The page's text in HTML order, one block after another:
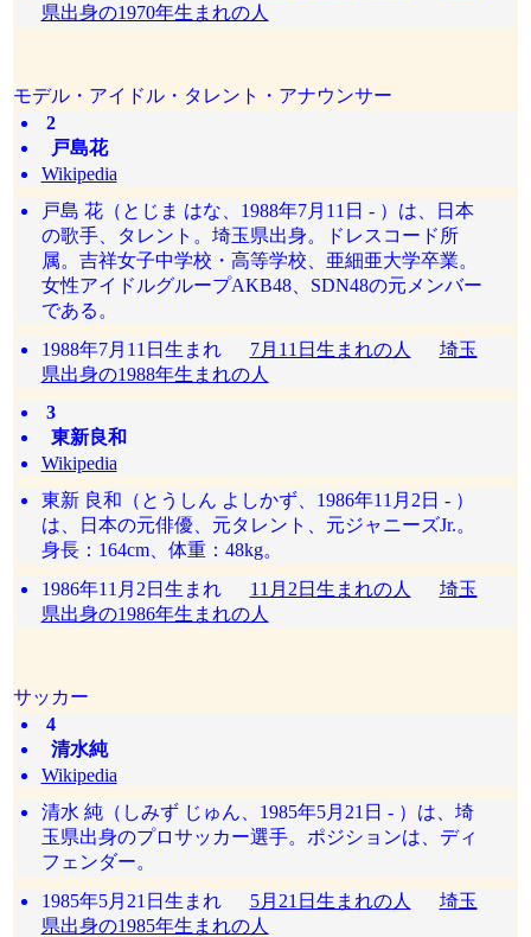
県出身の1970年生まれの人
モデル・アイドル・タレント・アナウンサー
2
戸島花
Wikipedia
戸島 花（とじま はな、1988年7月11日 - ）は、日本
の歌手、タレント。埼玉県出身。ドレスコード所
属。吉祥女子中学校・高等学校、亜細亜大学卒業。
女性アイドルグループAKB48、SDN48の元メンバー
である。
1988年7月11日生まれ 7月11日生まれの人
埼玉
県出身の1988年生まれの人
3
東新良和
Wikipedia
東新 良和（とうしん よしかず、1986年11月2日 - ）
は、日本の元俳優、元タレント、元ジャニーズJr.。
身長：164cm、体重：48kg。
1986年11月2日生まれ 11月2日生まれの人
埼玉
県出身の1986年生まれの人
サッカー
4
清水純
Wikipedia
清水 純（しみず じゅん、1985年5月21日 - ）は、埼
玉県出身のプロサッカー選手。ポジションは、ディ
フェンダー。
1985年5月21日生まれ 5月21日生まれの人
埼玉
県出身の1985年生まれの人